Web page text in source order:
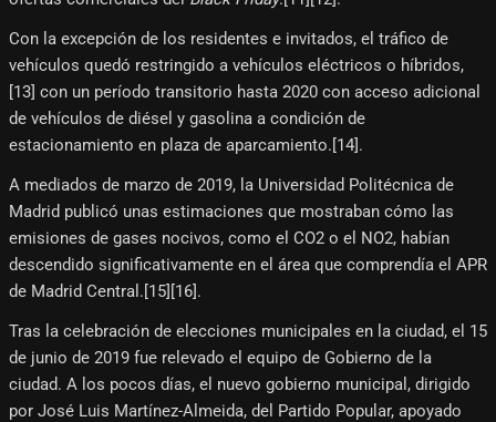
Con la excepción de los residentes e invitados, el tráfico de
vehículos quedó restringido a vehículos eléctricos o híbridos,
[13]​ con un período transitorio hasta 2020 con acceso adicional
de vehículos de diésel y gasolina a condición de
estacionamiento en plaza de aparcamiento.[14]​.
A mediados de marzo de 2019, la Universidad Politécnica de
Madrid publicó unas estimaciones que mostraban cómo las
emisiones de gases nocivos, como el CO2 o el NO2, habían
descendido significativamente en el área que comprendía el APR
de Madrid Central.[15]​[16]​.
Tras la celebración de elecciones municipales en la ciudad, el 15
de junio de 2019 fue relevado el equipo de Gobierno de la
ciudad. A los pocos días, el nuevo gobierno municipal, dirigido
por José Luis Martínez-Almeida, del Partido Popular, apoyado